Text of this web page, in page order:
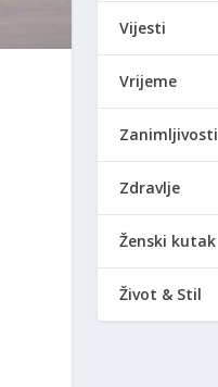
Vijesti
Vrijeme
Zanimljivosti
Zdravlje
Ženski kutak
Život & Stil